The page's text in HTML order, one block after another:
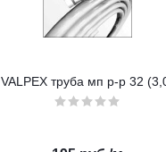
VALPEX труба мп р-р 32